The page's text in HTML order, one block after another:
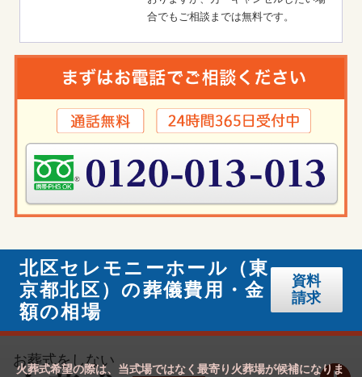
合でもご相談までは無料です。
北区セレモニーホール（東
京都北区）の葬儀費用・金
額の相場
資料
請求
火葬式希望の際は、当式場ではなく最寄り火葬場が候補になりま
お葬式をしない